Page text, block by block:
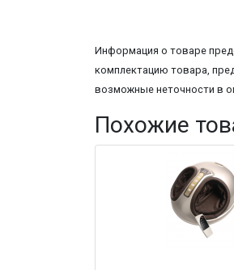
Информация о товаре
комплектацию товара,
возможные неточности в
Похожие